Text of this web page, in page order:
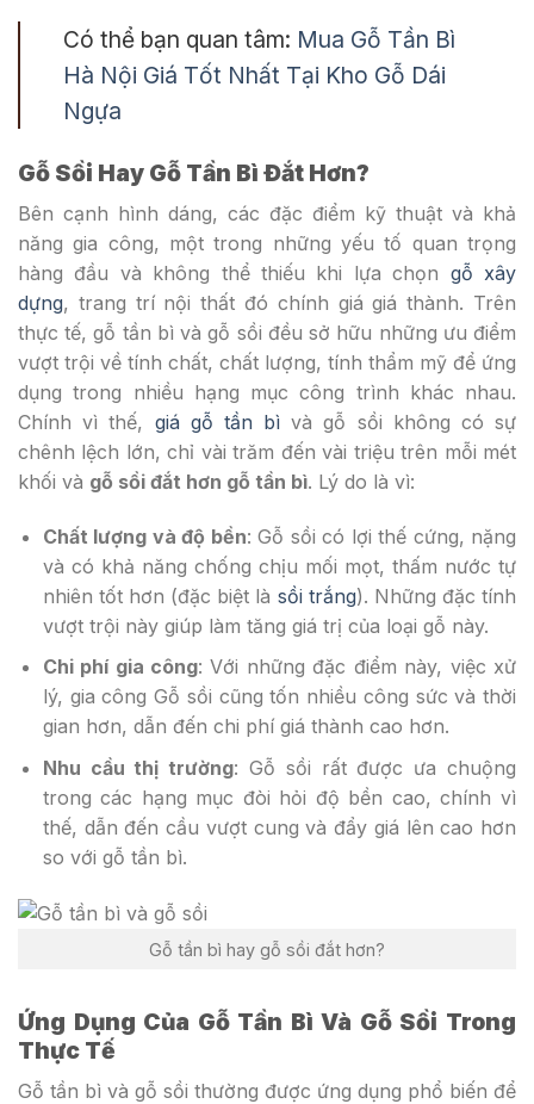
Có thể bạn quan tâm: Mua Gỗ Tần Bì
Hà Nội Giá Tốt Nhất Tại Kho Gỗ Dái
Ngựa
Gỗ Sồi Hay Gỗ Tần Bì Đắt Hơn?
Bên cạnh hình dáng, các đặc điểm kỹ thuật và khả
năng gia công, một trong những yếu tố quan trọng
hàng đầu và không thể thiếu khi lựa chọn gỗ xây
dựng, trang trí nội thất đó chính giá giá thành. Trên
thực tế, gỗ tần bì và gỗ sồi đều sở hữu những ưu điểm
vượt trội về tính chất, chất lượng, tính thẩm mỹ để ứng
dụng trong nhiều hạng mục công trình khác nhau.
Chính vì thế, giá gỗ tần bì và gỗ sồi không có sự
chênh lệch lớn, chỉ vài trăm đến vài triệu trên mỗi mét
khối và gỗ sồi đắt hơn gỗ tần bì. Lý do là vì:
Chất lượng và độ bền: Gỗ sồi có lợi thế cứng, nặng
và có khả năng chống chịu mối mọt, thấm nước tự
nhiên tốt hơn (đặc biệt là sồi trắng). Những đặc tính
vượt trội này giúp làm tăng giá trị của loại gỗ này.
Chi phí gia công: Với những đặc điểm này, việc xử
lý, gia công Gỗ sồi cũng tốn nhiều công sức và thời
gian hơn, dẫn đến chi phí giá thành cao hơn.
Nhu cầu thị trường: Gỗ sồi rất được ưa chuộng
trong các hạng mục đòi hỏi độ bền cao, chính vì
thế, dẫn đến cầu vượt cung và đẩy giá lên cao hơn
so với gỗ tần bì.
Gỗ tần bì hay gỗ sồi đắt hơn?
Ứng Dụng Của Gỗ Tần Bì Và Gỗ Sồi Trong
Thực Tế
Gỗ tần bì và gỗ sồi thường được ứng dụng phổ biến để